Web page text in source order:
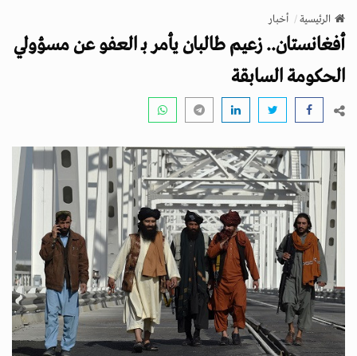
v
i
g
a
n
الرئيسية أخبار
أفغانستان.. زعيم طالبان يأمر بـ العفو عن مسؤولي
الحكومة السابقة